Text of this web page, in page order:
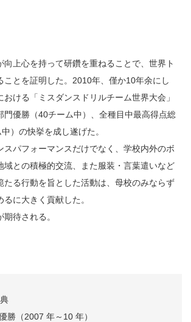
向上心を持って研鑽を重ねることで、世界ト
ことを証明した。2010年、僅か10年余にし
ける「ミスダンスドリルチーム世界大会」
門優勝（40チーム中）、全種目中最高得点総
）の快挙を成し遂げた。
スパフォーマンスだけでなく、学校内外のボ
域との積極的交流、また服装・言葉遣いなど
たる行動を旨とした活動は、母校のみならず
に大きく貢献した。
待される。
勝（2007 年～10 年）